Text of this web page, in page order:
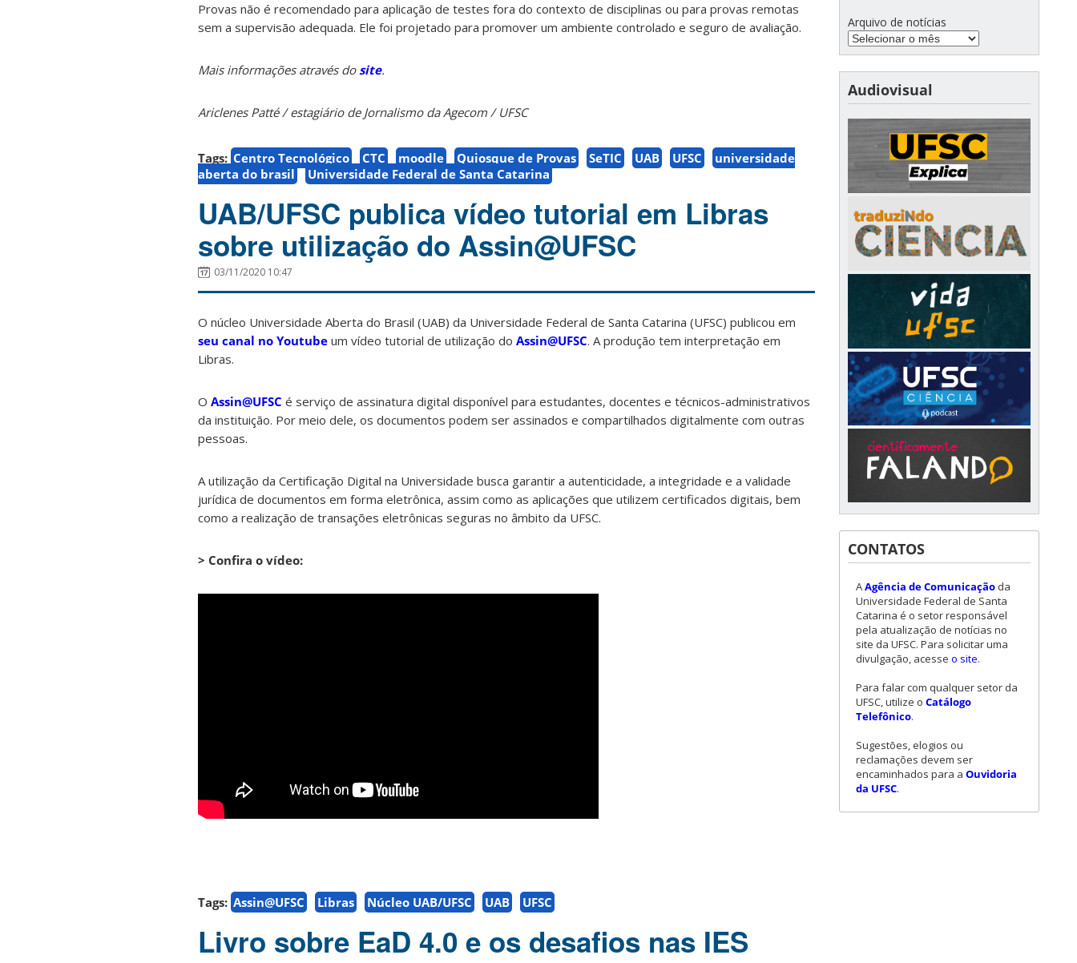
Provas não é recomendado para aplicação de testes fora do contexto de disciplinas ou para provas remotas
sem a supervisão adequada. Ele foi projetado para promover um ambiente controlado e seguro de avaliação.
Mais informações através dosite.
Ariclenes Patté / estagiário de Jornalismo da Agecom / UFSC
Tags: Centro Tecnológico CTC moodle Quiosque de Provas SeTIC UAB UFSC
universidade
aberta do brasil
Universidade Federal de Santa Catarina
UAB/UFSC publica vídeo tutorial em Libras
sobre utilização do Assin@UFSC
03/11/2020 10:47
O núcleo Universidade Aberta do Brasil (UAB) da Universidade Federal de Santa Catarina (UFSC) publicou em
seu canal no Youtube um vídeo tutorial de utilização do Assin@UFSC. A produção tem interpretação em
Libras.
O Assin@UFSC é serviço de assinatura digital disponível para estudantes, docentes e técnicos-administrativos
da instituição. Por meio dele, os documentos podem ser assinados e compartilhados digitalmente com outras
pessoas.
A utilização da Certificação Digital na Universidade busca garantir a autenticidade, a integridade e a validade
jurídica de documentos em forma eletrônica, assim como as aplicações que utilizem certificados digitais, bem
como a realização de transações eletrônicas seguras no âmbito da UFSC.
> Confira o vídeo:
Tags: Assin@UFSC Libras Núcleo UAB/UFSC UAB UFSC
Livro sobre EaD 4.0 e os desafios nas IES
Arquivo de notícias
Audiovisual
CONTATOS
AAgência de Comunicação da
Universidade Federal de Santa
Catarina é o setor responsável
pela atualização de notícias no
site da UFSC. Para solicitar uma
divulgação, acesse o site.
Para falar com qualquer setor da
UFSC, utilize o Catálogo
Telefônico.
Sugestões, elogios ou
reclamações devem ser
encaminhados para a Ouvidoria
da UFSC.